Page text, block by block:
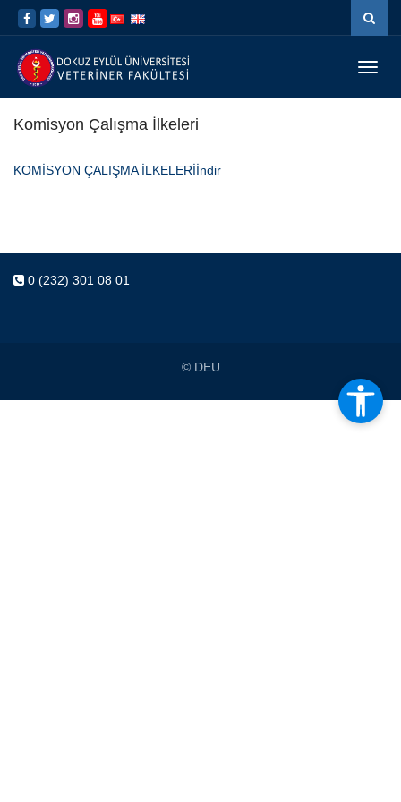
İçeriğe
atla
Navigasyona
atla
Komisyon Çalışma İlkeleri
KOMİSYON ÇALIŞMA İLKELERİİndir
0 (232) 301 08 01
© DEU